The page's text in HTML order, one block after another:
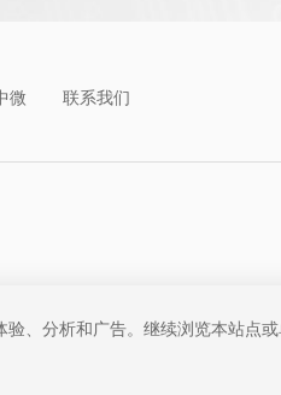
微 联系我们
、分析和广告。继续浏览本站点